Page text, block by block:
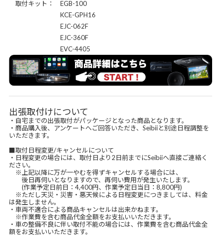
取付キット： EGB-100
KCE-GPH16
EJC-062F
EJC-360F
EVC-4405
出張取付けについて
・自宅までの出張取付がパッケージとなった商品となります。
・商品購入後、アンケートへご回答いただき、Seibiiと別途日程調整を
いただきます。
■取付日程変更/キャンセルについて
・日程変更の場合には、取付日より2日前までにSeibiiへ直接ご連絡く
ださい。
※上記以降に万が一やむを得ずキャンセルする場合には、
後日再伺いとなりますので、再伺い費用が発生いたします。
(作業予定日前日：4,400円、作業予定日当日：8,800円)
※ただし天災・災害・悪天候による日程変更につきましては、料金
は発生しません。
・車両不適合による商品キャンセルは出来かねます。
※作業費を含む商品代金全額をお支払いいただきます。
・車の整備不良に伴い取付不能の場合には、作業費を含む商品代金全
額をお支払いいただきます。